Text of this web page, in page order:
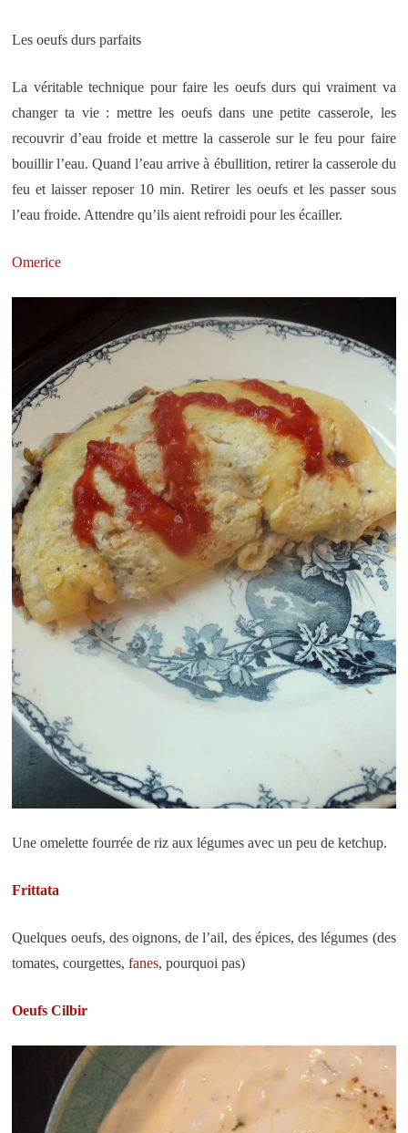
Les oeufs durs parfaits
La véritable technique pour faire les oeufs durs qui vraiment va
changer ta vie : mettre les oeufs dans une petite casserole, les
recouvrir d’eau froide et mettre la casserole sur le feu pour faire
bouillir l’eau. Quand l’eau arrive à ébullition, retirer la casserole du
feu et laisser reposer 10 min. Retirer les oeufs et les passer sous
l’eau froide. Attendre qu’ils aient refroidi pour les écailler.
Omerice
Une omelette fourrée de riz aux légumes avec un peu de ketchup.
Frittata
Quelques oeufs, des oignons, de l’ail, des épices, des légumes (des
tomates, courgettes,fanes, pourquoi pas)
Oeufs Cilbir